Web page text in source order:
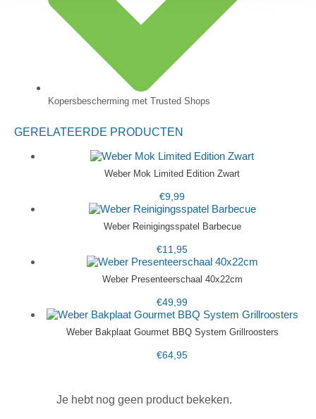
Kopersbescherming met Trusted Shops
GERELATEERDE PRODUCTEN
Weber Mok Limited Edition Zwart
€9,99
Weber Reinigingsspatel Barbecue
€11,95
Weber Presenteerschaal 40x22cm
€49,99
Weber Bakplaat Gourmet BBQ System Grillroosters
€64,95
Je hebt nog geen product bekeken.